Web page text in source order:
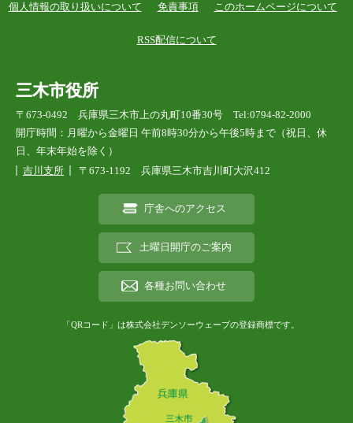
個人情報の取り扱いについて 免責事項 このホームページについて
RSS配信について
三木市役所
〒673-0492 兵庫県三木市上の丸町10番30号 Tel:0794-82-2000
開庁時間：月曜から金曜日 午前8時30分から午後5時まで（祝日、休
日、年末年始を除く）
吉川支所
〒673-1192 兵庫県三木市吉川町大沢412
庁舎へのアクセス
土曜日開庁のご案内
各種お問い合わせ
「QRコード」は株式会社デンソーウェーブの登録商標です。